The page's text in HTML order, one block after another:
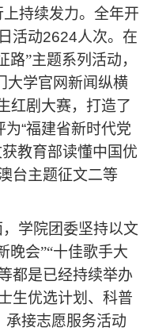
持续发力。全年开
活动2624人次。 在
路”主题系列活动，
大学官网新闻纵横
红剧大赛，打造了
“福建省新时代党
教育部读懂中国优
台主题征文二等
学院团委坚持以文
晚会”“十佳歌手大
都是已经持续举办
生优选计划、科普
承接志愿服务活动